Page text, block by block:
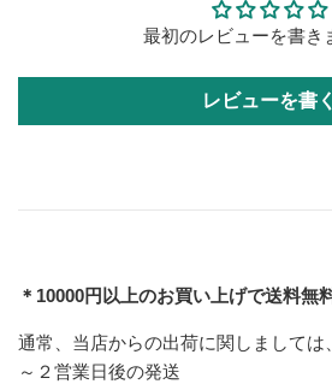
最初のレビューを書き
レビューを書く
＊10000円以上のお買い上げで送料無
通常、当店からの出荷に関しましては
～２営業日後の発送